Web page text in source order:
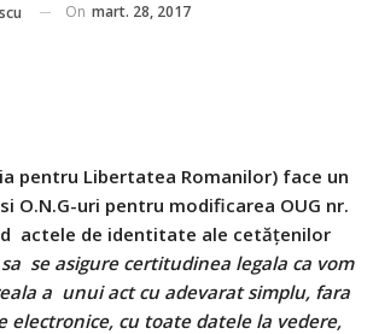
On mart. 28, 2017
pentru Libertatea Romanilor) face un
O.N.G-uri pentru modificarea OUG nr.
actele de identitate ale cetățenilor
se asigure certitudinea legala ca vom
a unui act cu adevarat simplu, fara
electronice, cu toate datele la vedere,